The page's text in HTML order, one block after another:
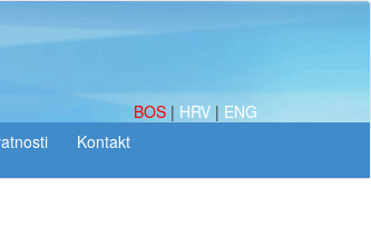
BOS | HRV | ENG